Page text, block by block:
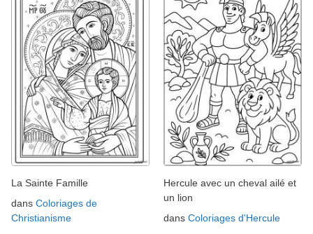
La Sainte Famille
dans Coloriages de
Christianisme
Hercule avec un cheval ailé et
un lion
dans Coloriages d'Hercule